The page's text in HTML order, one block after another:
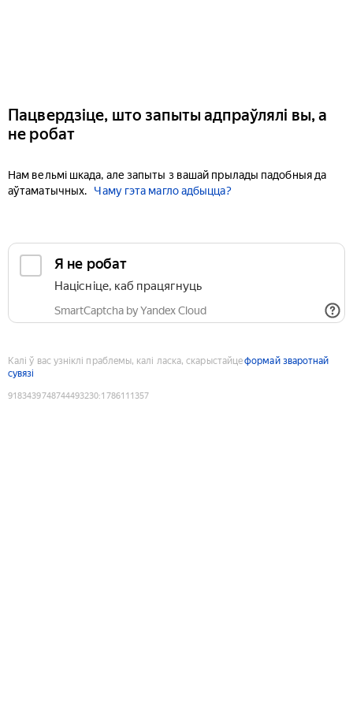
Пацвердзіце, што запыты адпраўлялі вы, а
не робат
Нам вельмі шкада, але запыты з вашай прылады падобныя да
аўтаматычных.
Чаму гэта магло адбыцца?
Я не робат
Націсніце, каб працягнуць
SmartCaptcha by Yandex Cloud
Калі ў вас узніклі праблемы, калі ласка, скарыстайцеформай зваротнай
сувязі
9183439748744493230:1786111357